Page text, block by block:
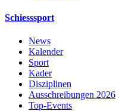
Schiesssport
News
Kalender
Sport
Kader
Disziplinen
Ausschreibungen 2026
Top-Events